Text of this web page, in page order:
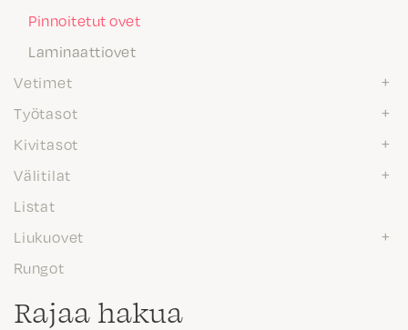
Pinnoitetut ovet
Laminaattiovet
Vetimet
Työtasot
Kivitasot
Välitilat
Listat
Liukuovet
Rungot
Rajaa hakua